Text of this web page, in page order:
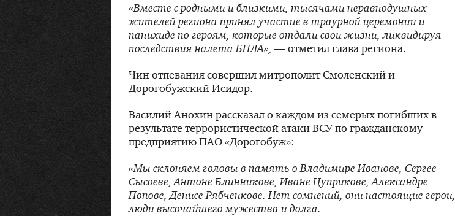
«Вместе с родными и близкими, тысячами неравнодушных
жителей региона принял участие в траурной церемонии и
панихиде по героям, которые отдали свои жизни, ликвидируя
последствия налета БПЛА», — отметил глава региона.
Чин отпевания совершил митрополит Смоленский и
Дорогобужский Исидор.
Василий Анохин рассказал о каждом из семерых погибших в
результате террористической атаки ВСУ по гражданскому
предприятию ПАО «Дорогобуж»:
«Мы склоняем головы в память о Владимире Иванове, Сергее
Сысоеве, Антоне Блинникове, Иване Цуприкове, Александре
Попове, Денисе Рябченкове. Нет сомнений, они настоящие герои,
люди высочайшего мужества и долга.